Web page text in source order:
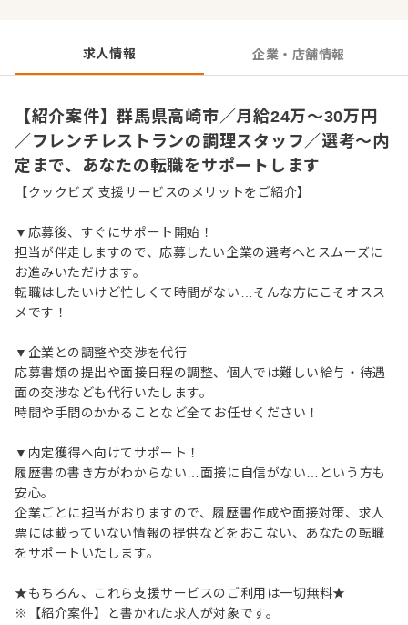
求人情報 企業・店舗情報
【紹介案件】群馬県高崎市／月給24万～30万円
／フレンチレストランの調理スタッフ／選考～内
定まで、あなたの転職をサポートします
【クックビズ 支援サービスのメリットをご紹介】
▼応募後、すぐにサポート開始！
担当が伴走しますので、応募したい企業の選考へとスムーズに
お進みいただけます。
転職はしたいけど忙しくて時間がない…そんな方にこそオスス
メです！
▼企業との調整や交渉を代行
応募書類の提出や面接日程の調整、個人では難しい給与・待遇
面の交渉なども代行いたします。
時間や手間のかかることなど全てお任せください！
▼内定獲得へ向けてサポート！
履歴書の書き方がわからない…面接に自信がない…という方も
安心。
企業ごとに担当がおりますので、履歴書作成や面接対策、求人
票には載っていない情報の提供などをおこない、あなたの転職
をサポートいたします。
★もちろん、これら支援サービスのご利用は一切無料★
※【紹介案件】と書かれた求人が対象です。